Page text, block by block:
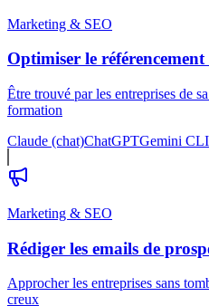
Marketing & SEO
Optimiser le
Être trouvé par les entreprises de
formation
Claude (chat)ChatGPTGemini CLI
Marketing & SEO
Rédiger les emails de
Approcher les entreprises sans
creux